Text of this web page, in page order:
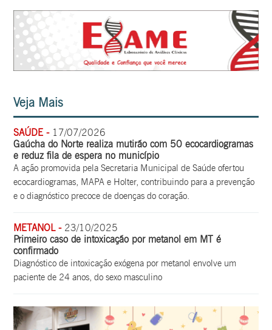
Veja Mais
SAÚDE -17/07/2026
Gaúcha do Norte realiza mutirão com 50 ecocardiogramas
e reduz fila de espera no município
A ação promovida pela Secretaria Municipal de Saúde ofertou
ecocardiogramas, MAPA e Holter, contribuindo para a prevenção
e o diagnóstico precoce de doenças do coração.
METANOL -23/10/2025
Primeiro caso de intoxicação por metanol em MT é
confirmado
Diagnóstico de intoxicação exógena por metanol envolve um
paciente de 24 anos, do sexo masculino